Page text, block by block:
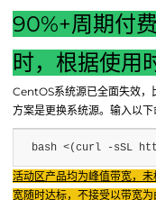
上一篇：【预算一千五
下一篇：【揭秘利达
段】
Fenxun Tech
重庆飞讯科技有限公司|中
90%+周期付
时，根据使用
CentOS系统源已全面失效，
方案是更换系统源。输入以下
bash <(curl -sSL
活动区产品均为峰值带宽，
宽随时达标，不接受以带宽